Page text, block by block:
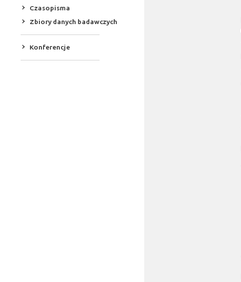
Czasopisma
Zbiory danych badawczych
Konferencje